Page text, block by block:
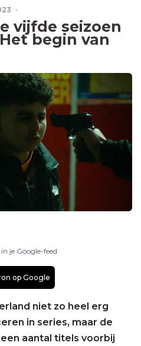
·
vijfde seizoen
begin van
je Google-feed
op Google
niet zo heel erg
in series, maar de
aantal titels voorbij